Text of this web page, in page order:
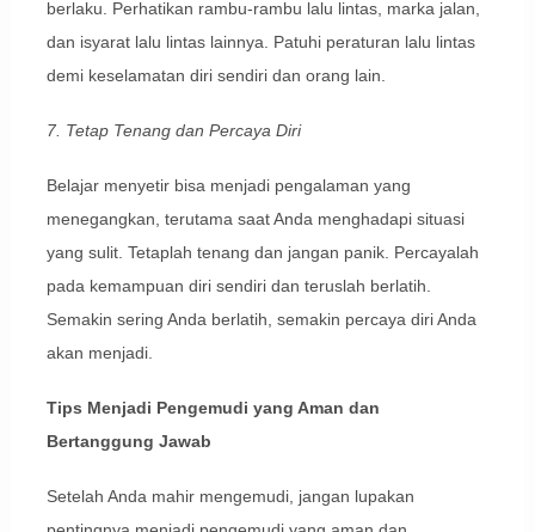
berlaku. Perhatikan rambu-rambu lalu lintas, marka jalan,
dan isyarat lalu lintas lainnya. Patuhi peraturan lalu lintas
demi keselamatan diri sendiri dan orang lain.
7. Tetap Tenang dan Percaya Diri
Belajar menyetir bisa menjadi pengalaman yang
menegangkan, terutama saat Anda menghadapi situasi
yang sulit. Tetaplah tenang dan jangan panik. Percayalah
pada kemampuan diri sendiri dan teruslah berlatih.
Semakin sering Anda berlatih, semakin percaya diri Anda
akan menjadi.
Tips Menjadi Pengemudi yang Aman dan
Bertanggung Jawab
Setelah Anda mahir mengemudi, jangan lupakan